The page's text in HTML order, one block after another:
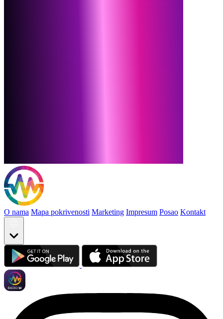
O nama Mapa pokrivenosti Marketing Impresum Posao Kontakt